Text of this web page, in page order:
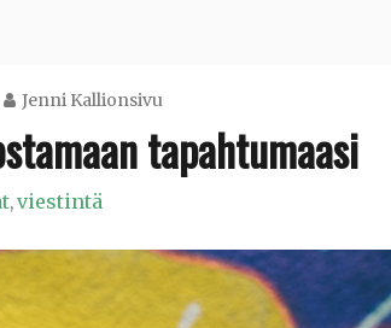
Jenni Kallionsivu
tapahtumaasi
,viestintä